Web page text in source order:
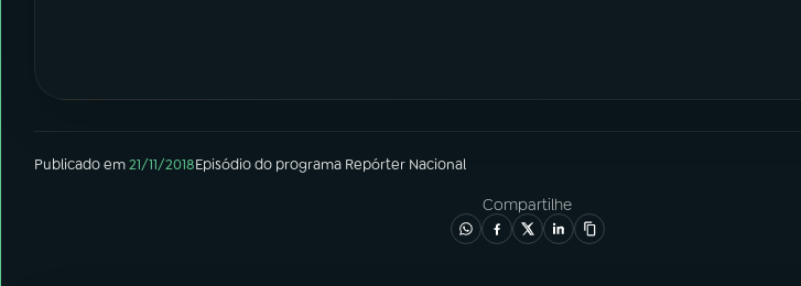
Publicado em21/11/2018Episódiodo programa Repórter Nacional
Compartilhe